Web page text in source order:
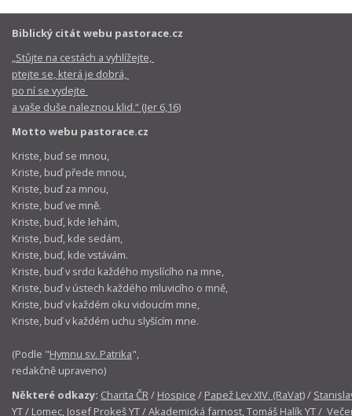
Biblický citát webu pastorace.cz
„Stůjte na cestách a vyhlížejte,
ptejte se, která je dobrá,
po ní se vydejte
a vaše duše naleznou klid.“ (Jer 6,16)
Motto webu pastorace.cz
Kriste, buď se mnou,
Kriste, buď přede mnou,
Kriste, buď za mnou,
Kriste, buď ve mně.
Kriste, buď, kde lehám,
Kriste, buď, kde sedám,
Kriste, buď, kde vstávám.
Kriste, buď v srdci každého myslícího na mne,
Kriste, buď v ústech každého mluvicího o mně,
Kriste, buď v každém oku vidoucím mne,
Kriste, buď v každém uchu slyšícím mne.
(Podle "Hymnu sv. Patrika",
redakčně upraveno)
Některé odkazy: Charita ČR/ Hospice / Papež Lev XIV. (RaVat)/
YT/ Lomec, Josef Prokeš YT/Akademická farnost, Tomáš Halík YT/